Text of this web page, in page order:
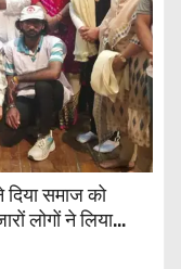
दिया समाज को
लोगों ने लिया